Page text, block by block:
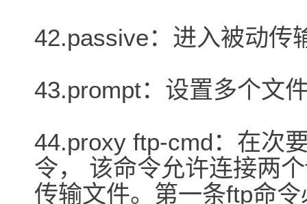
42.passive：进入被动传
43.prompt：设置多个文
44.proxy ftp-cmd：在次
令， 该命令允许连接两
传输文件。第一条ftp命